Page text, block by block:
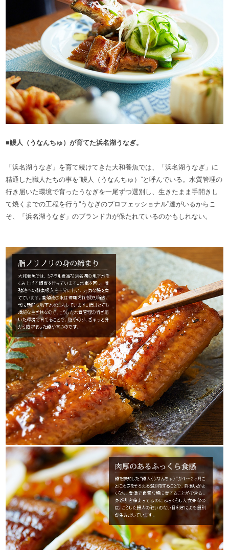
■鰻人（うなんちゅ）が育てた浜名湖うなぎ。
「浜名湖うなぎ」を育て続けてきた大和養魚では、「浜名湖うなぎ」に
精通した職人たちの事を“鰻人（うなんちゅ）”と呼んでいる。水質管理の
行き届いた環境で育ったうなぎを一尾ずつ選別し、生きたまま手開きし
て焼くまでの工程を行う“うなぎのプロフェッショナル”達がいるからこ
そ、「浜名湖うなぎ」のブランド力が保たれているのかもしれない。